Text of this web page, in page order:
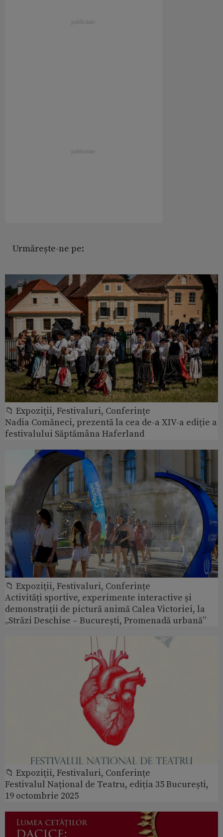
Urmărește-ne pe:
📁 Expoziţii, Festivaluri, Conferințe
Nadia Comăneci, prezentă la cea de-a XIV-a ediție a
festivalului Săptămâna Haferland
📁 Expoziţii, Festivaluri, Conferințe
Activități sportive, experimente interactive și
demonstrații de pictură animă Calea Victoriei, la
„Străzi Deschise – București, Promenadă urbană”
📁 Expoziţii, Festivaluri, Conferințe
Festivalul Național de Teatru, ediția 35 București,
19 octombrie 2025